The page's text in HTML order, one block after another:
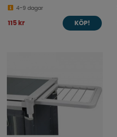
4-9 dagar
115 kr KÖP!